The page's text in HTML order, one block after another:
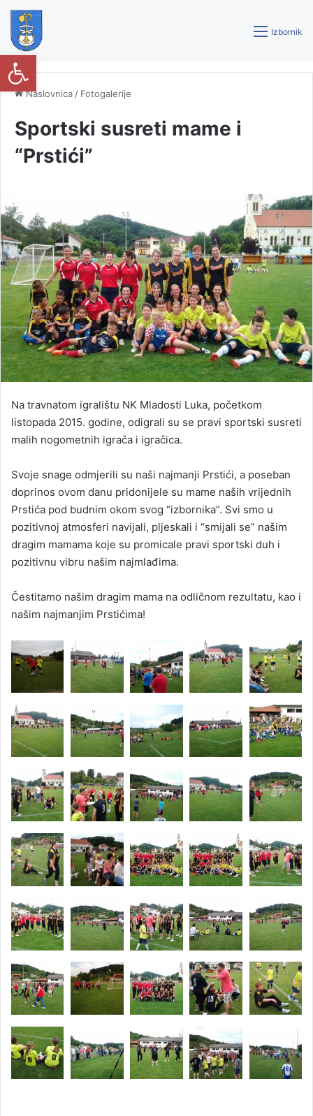
Izbornik
Naslovnica / Fotogalerije
Sportski susreti mame i
“Prstići”
Na travnatom igralištu NK Mladosti Luka, početkom
listopada 2015. godine, odigrali su se pravi sportski susreti
malih nogometnih igrača i igračica.
Svoje snage odmjerili su naši najmanji Prstići, a poseban
doprinos ovom danu pridonijele su mame naših vrijednih
Prstića pod budnim okom svog “izbornika”. Svi smo u
pozitivnoj atmosferi navijali, pljeskali i “smijali se” našim
dragim mamama koje su promicale pravi sportski duh i
pozitivnu vibru našim najmlađima.
Čestitamo našim dragim mama na odličnom rezultatu, kao i
našim najmanjim Prstićima!
Open toolbar